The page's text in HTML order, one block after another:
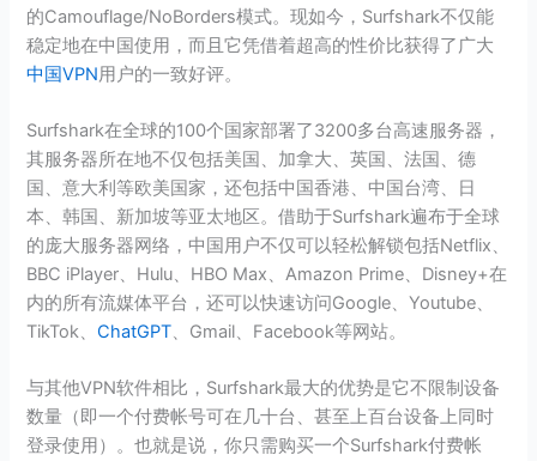
的Camouflage/NoBorders模式。现如今，Surfshark不仅能
稳定地在中国使用，而且它凭借着超高的性价比获得了广大
中国VPN用户的一致好评。
Surfshark在全球的100个国家部署了3200多台高速服务器，
其服务器所在地不仅包括美国、加拿大、英国、法国、德
国、意大利等欧美国家，还包括中国香港、中国台湾、日
本、韩国、新加坡等亚太地区。借助于Surfshark遍布于全球
的庞大服务器网络，中国用户不仅可以轻松解锁包括Netflix、
BBC iPlayer、Hulu、HBO Max、Amazon Prime、Disney+在
内的所有流媒体平台，还可以快速访问Google、Youtube、
TikTok、ChatGPT、Gmail、Facebook等网站。
与其他VPN软件相比，Surfshark最大的优势是它不限制设备
数量（即一个付费帐号可在几十台、甚至上百台设备上同时
登录使用）。也就是说，你只需购买一个Surfshark付费帐